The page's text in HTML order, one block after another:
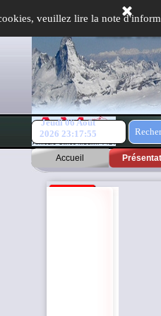
veuillez lire la note
Jeudi 06 Août
2026 23:17:55
Accueil